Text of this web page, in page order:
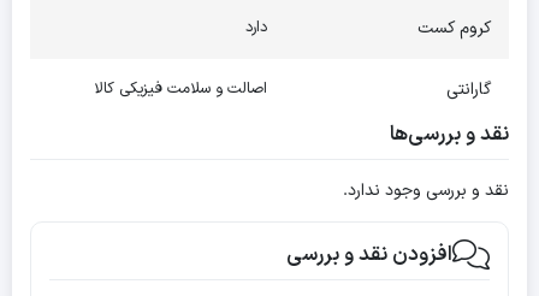
کروم کست دارد
گارانتی اصالت و سلامت فیزیکی کالا
نقد و بررسی‌ها
نقد و بررسی وجود ندارد.
افزودن نقد و بررسی